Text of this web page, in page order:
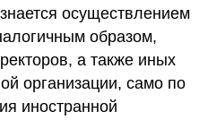
осуществлением
образом,
а также иных
организации, само по
иностранной